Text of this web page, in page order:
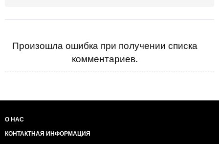
Произошла ошибка при получении списка
комментариев.
О НАС
КОНТАКТНАЯ ИНФОРМАЦИЯ